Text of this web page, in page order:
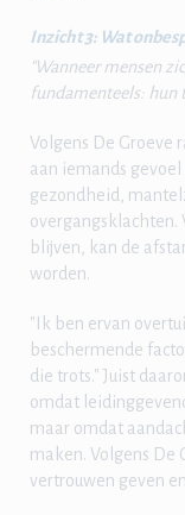
Inzicht 3: Wat
"Wanneer mensen
fundamenteels: hun
Volgens De Groeve
aan iemands
gezondheid,
overgangsklachten.
blijven, kan de
worden.
"Ik ben ervan
beschermende
die trots." Juist
omdat
maar omdat
maken. Volgens De
vertrouwen geven